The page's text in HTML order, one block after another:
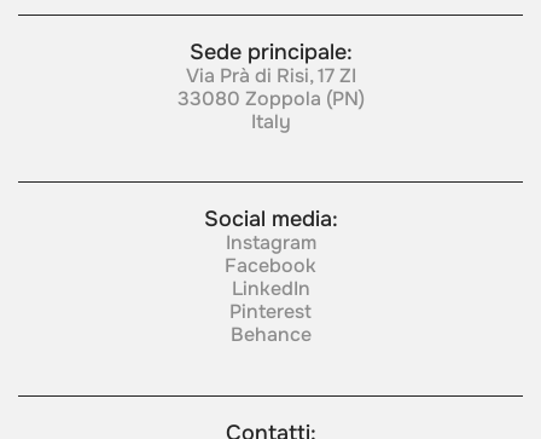
Sede principale:
Via Prà di Risi, 17 ZI
33080 Zoppola (PN)
Italy
Social media:
Instagram
Facebook
LinkedIn
Pinterest
Behance
Contatti: